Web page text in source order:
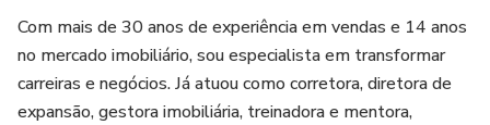
para transformar sua maneira de trabalhar, criando uma
abordagem mais consciente, equilibrada e focada em
resultados duradouros.
Com mais de 30 anos de experiência em vendas e 14 anos
no mercado imobiliário, sou especialista em transformar
carreiras e negócios. Já atuou como corretora, diretora de
expansão, gestora imobiliária, treinadora e mentora,